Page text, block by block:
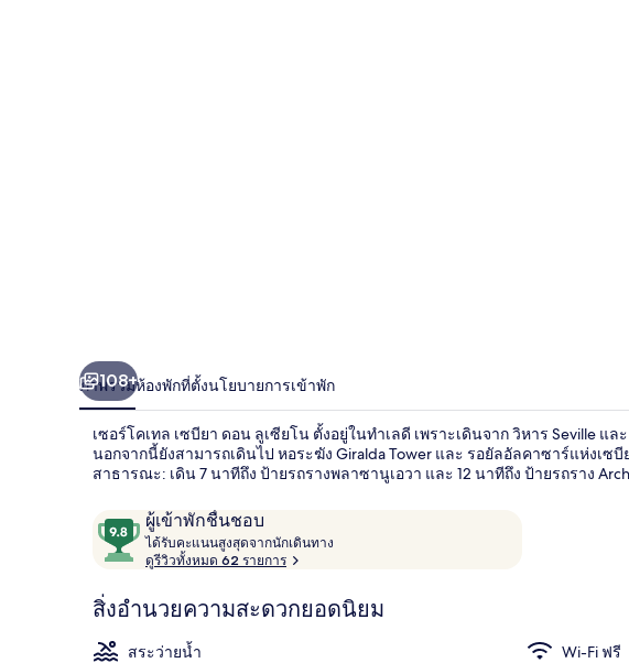
108+
ภาพรวมห้องพักที่ตั้งนโยบายการเข้าพัก
เซอร์โคเทล เซบียา ดอน ลูเซียโน ตั้งอยู่ในทำเลดี เพราะเดินจาก วิหาร Seville แ
นอกจากนี้ยังสามารถเดินไป หอระฆัง Giralda Tower และ รอยัลอัลคาซาร์แห่งเซ
สาธารณะ: เดิน 7 นาทีถึง ป้ายรถรางพลาซานูเอวา และ 12 นาทีถึง ป้ายรถราง
รีวิว ผู้เข้าพักชื่นชอบ
9.8
จาก
10,
เข้า
พัก
ได้รับคะแนนสูงสุดจากนักเดินทาง
บ
ค
ดูรีวิวทั้งหมด 62 รายการ
สิ่งอำนวยความสะดวกยอดนิยม
สระว่ายน้ำ
Wi-Fi ฟรี